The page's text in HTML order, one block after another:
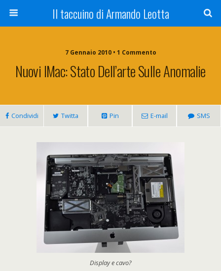
Il taccuino di Armando Leotta
7 Gennaio 2010 • 1 Commento
Nuovi IMac: Stato Dell’arte Sulle Anomalie
Condividi Twitta Pin E-mail SMS
Display e cavo?